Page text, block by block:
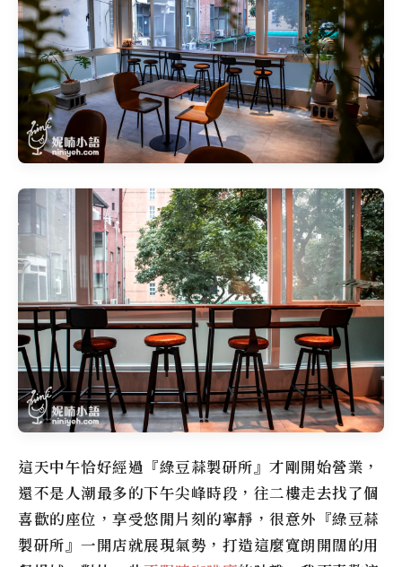
這天中午恰好經過『綠豆蒜製研所』才剛開始營業，
還不是人潮最多的下午尖峰時段，往二樓走去找了個
喜歡的座位，享受悠閒片刻的寧靜，很意外『綠豆蒜
製研所』一開店就展現氣勢，打造這麼寬朗開闊的用